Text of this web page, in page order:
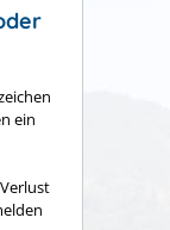
ein